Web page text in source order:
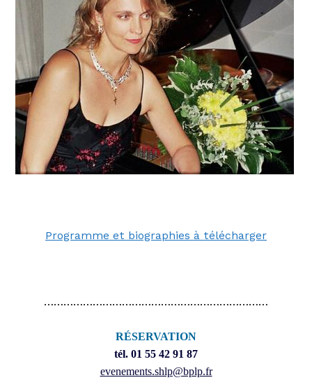
Programme et biographies à télécharger
……………………………………………………………
RÉSERVATION
tél. 01 55 42 91 87
evenements.shlp@bplp.fr